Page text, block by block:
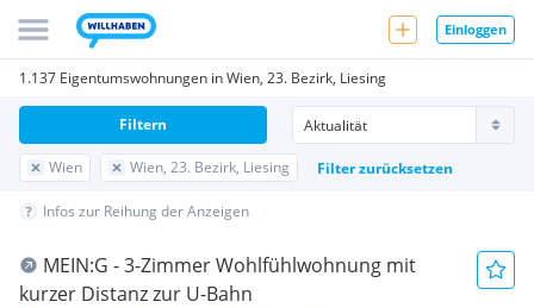
Einloggen
1.137 Eigentumswohnungen in Wien, 23. Bezirk, Liesing
Wien Wien, 23. Bezirk, Liesing Filter zurücksetzen
Filtern
Infos zur Reihung der Anzeigen
MEIN:G - 3-Zimmer Wohlfühlwohnung mit
kurzer Distanz zur U-Bahn